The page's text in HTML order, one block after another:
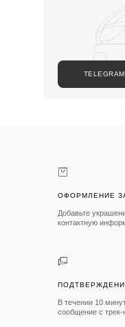
TELEGRAM
ОФОРМЛЕНИЕ
Добавьте
контактную
В течении 10
сообщение с